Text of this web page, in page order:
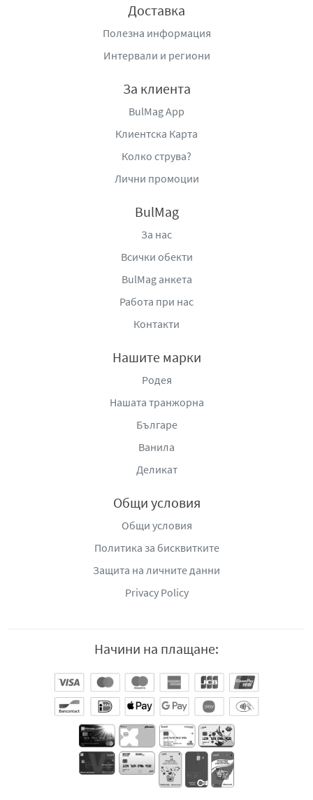
Доставка
Полезна информация
Интервали и региони
За клиента
BulMag App
Клиентска Карта
Колко струва?
Лични промоции
BulMag
За нас
Всички обекти
BulMag анкета
Работа при нас
Контакти
Нашите марки
Родея
Нашата транжорна
Българе
Ванила
Деликат
Общи условия
Общи условия
Политика за бисквитките
Защита на личните данни
Privacy Policy
Начини на плащане: